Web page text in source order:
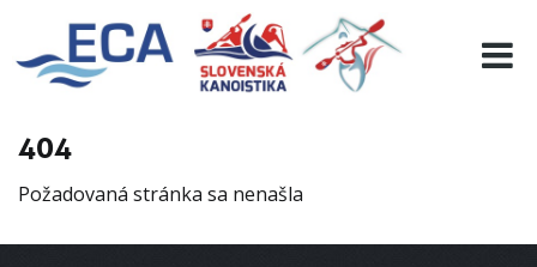
404
Požadovaná stránka sa nenašla
EURO 19
INFO
RESULTS